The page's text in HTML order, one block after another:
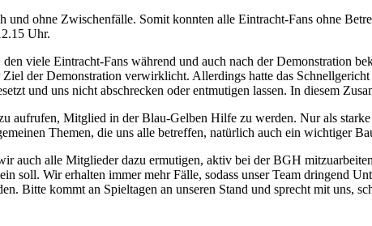
und ohne Zwischenfälle. Somit konnten alle Eintracht-Fans ohne
Uhr.
viele Eintracht-Fans während und auch nach der Demonstration
der Demonstration verwirklicht. Allerdings hatte das
und uns nicht abschrecken oder entmutigen lassen. In diesem
aufrufen, Mitglied in der Blau-Gelben Hilfe zu werden. Nur als
Themen, die uns alle betreffen, natürlich auch ein wichtiger
auch alle Mitglieder dazu ermutigen, aktiv bei der BGH
soll. Wir erhalten immer mehr Fälle, sodass unser Team dringend
Bitte kommt an Spieltagen an unseren Stand und sprecht mit uns,